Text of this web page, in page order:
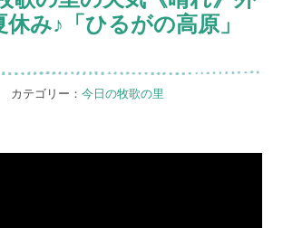
み♪「ひるがの高原」
カテゴリー：今日の牧歌の里